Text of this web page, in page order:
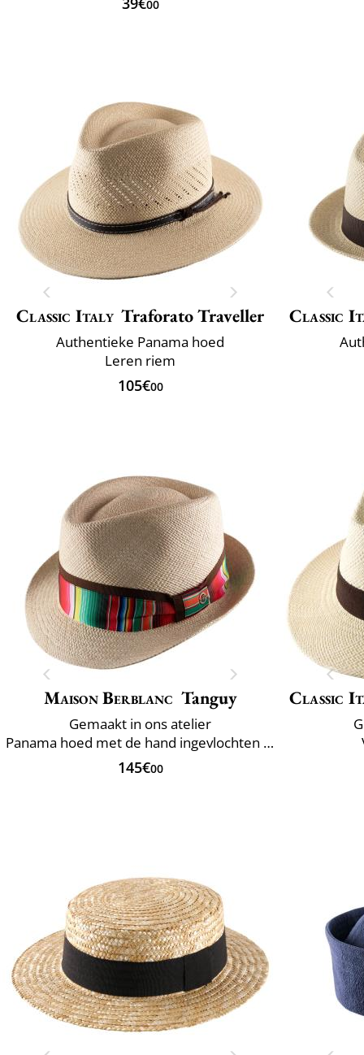
00
Classic Italy Traforato Traveller
Authentieke Panama hoed
Leren riem
105€00
Classic
Maison Berblanc Tanguy
Gemaakt in ons atelier
Panama hoed met de hand ingevlochten in Ecuador
145€00
Classic